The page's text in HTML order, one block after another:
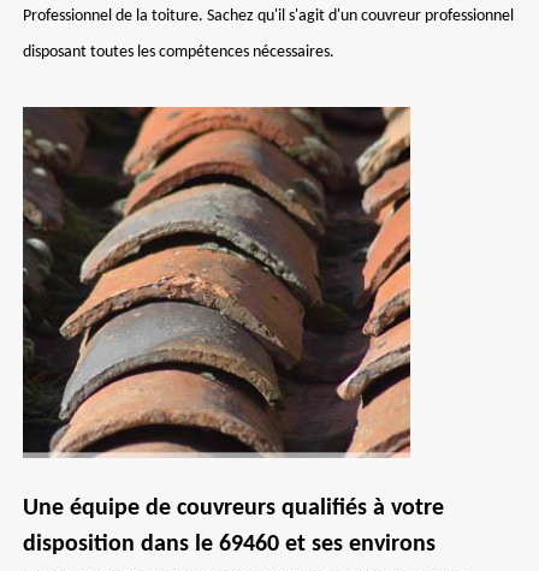
Professionnel de la toiture. Sachez qu'il s'agit d'un couvreur professionnel
disposant toutes les compétences nécessaires.
Une équipe de couvreurs qualifiés à votre
disposition dans le 69460 et ses environs